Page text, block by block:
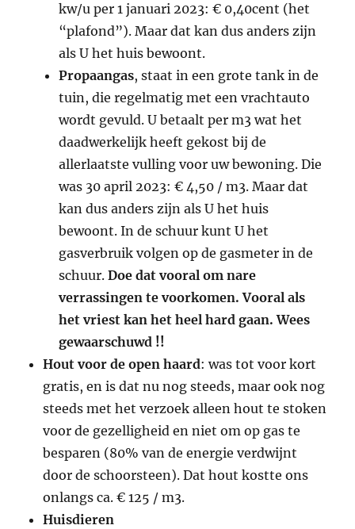
kw/u per 1 januari 2023: € 0,40cent (het
“plafond”). Maar dat kan dus anders zijn
als U het huis bewoont.
Propaangas, staat in een grote tank in de
tuin, die regelmatig met een vrachtauto
wordt gevuld. U betaalt per m3 wat het
daadwerkelijk heeft gekost bij de
allerlaatste vulling voor uw bewoning. Die
was 30 april 2023: € 4,50 / m3. Maar dat
kan dus anders zijn als U het huis
bewoont. In de schuur kunt U het
gasverbruik volgen op de gasmeter in de
schuur.Doe dat vooral om nare
verrassingen te voorkomen. Vooral als
het vriest kan het heel hard gaan. Wees
gewaarschuwd !!
Hout voor de open haard: was tot voor kort
gratis, en is dat nu nog steeds, maar ook nog
steeds met het verzoek alleen hout te stoken
voor de gezelligheid en niet om op gas te
besparen (80% van de energie verdwijnt
door de schoorsteen). Dat hout kostte ons
onlangs ca. € 125 / m3.
Huisdieren